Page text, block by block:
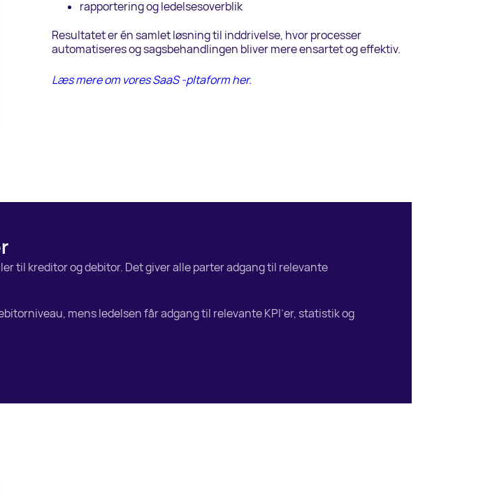
rapportering og ledelsesoverblik
Resultatet er én samlet løsning til inddrivelse, hvor processer
automatiseres og sagsbehandlingen bliver mere ensartet og effektiv.
Læs mere om vores SaaS -pltaform her.
til kreditor og debitor. Det giver alle parter adgang til relevante
mens ledelsen får adgang til relevante KPI’er, statistik og